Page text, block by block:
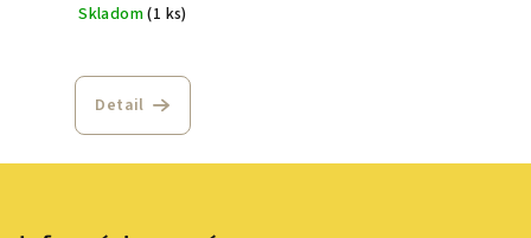
Skladom(1 ks)
Detail